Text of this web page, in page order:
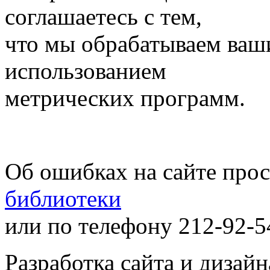
соглашаетесь с тем,
что мы обрабатываем
использованием
метрических программ.
Об ошибках на сайте
библиотеки
или по телефону 212-92-
Разработка сайта и